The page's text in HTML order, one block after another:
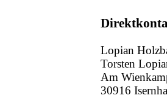
Lopian
Torsten
Am
30916